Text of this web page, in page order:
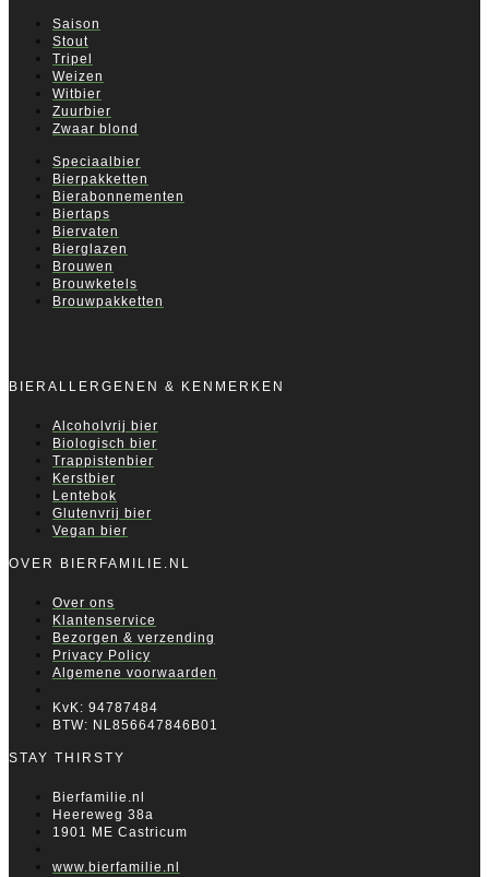
Saison
Stout
Tripel
Weizen
Witbier
Zuurbier
Zwaar blond
Speciaalbier
Bierpakketten
Bierabonnementen
Biertaps
Biervaten
Bierglazen
Brouwen
Brouwketels
Brouwpakketten
BIERALLERGENEN & KENMERKEN
Alcoholvrij bier
Biologisch bier
Trappistenbier
Kerstbier
Lentebok
Glutenvrij bier
Vegan bier
OVER BIERFAMILIE.NL
Over ons
Klantenservice
Bezorgen & verzending
Privacy Policy
Algemene voorwaarden
KvK: 94787484
BTW: NL856647846B01
STAY THIRSTY
Bierfamilie.nl
Heereweg 38a
1901 ME Castricum
www.bierfamilie.nl